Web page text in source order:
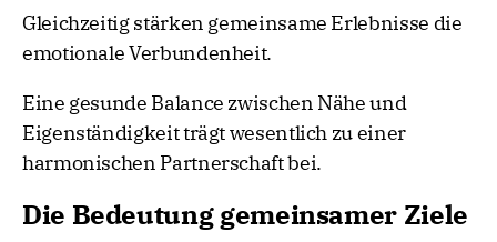
Gleichzeitig stärken gemeinsame Erlebnisse die
emotionale Verbundenheit.
Eine gesunde Balance zwischen Nähe und
Eigenständigkeit trägt wesentlich zu einer
harmonischen Partnerschaft bei.
Die Bedeutung gemeinsamer Ziele